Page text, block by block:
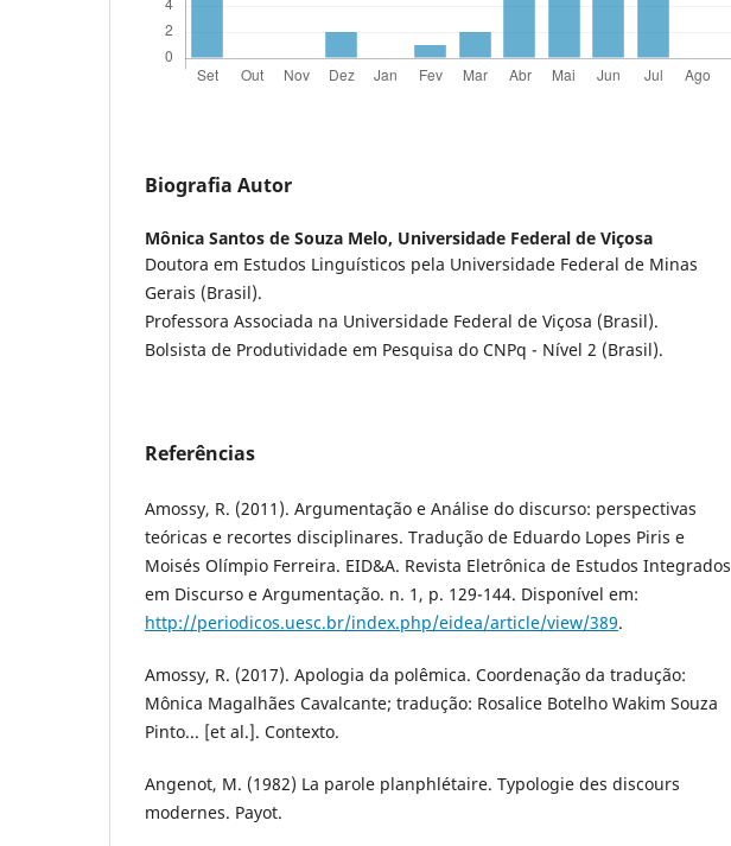
Biografia Autor
Mônica Santos de Souza Melo, Universidade Federal de Viçosa
Doutora em Estudos Linguísticos pela Universidade Federal de Minas
Gerais (Brasil).
Professora Associada na Universidade Federal de Viçosa (Brasil).
Bolsista de Produtividade em Pesquisa do CNPq - Nível 2 (Brasil).
Referências
Amossy, R. (2011). Argumentação e Análise do discurso: perspectivas
teóricas e recortes disciplinares. Tradução de Eduardo Lopes Piris e
Moisés Olímpio Ferreira. EID&A. Revista Eletrônica de Estudos Integrados
em Discurso e Argumentação. n. 1, p. 129-144. Disponível em:
http://periodicos.uesc.br/index.php/eidea/article/view/389.
Amossy, R. (2017). Apologia da polêmica. Coordenação da tradução:
Mônica Magalhães Cavalcante; tradução: Rosalice Botelho Wakim Souza
Pinto... [et al.]. Contexto.
Angenot, M. (1982) La parole planphlétaire. Typologie des discours
modernes. Payot.